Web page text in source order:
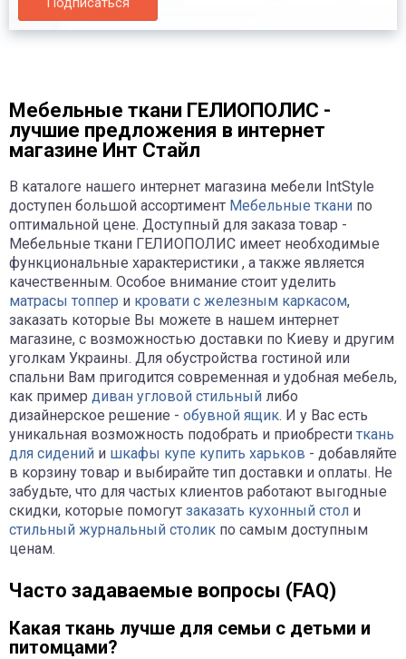
Мебельные ткани ГЕЛИОПОЛИС -
лучшие предложения в интернет
магазине Инт Стайл
В каталоге нашего интернет магазина мебели IntStyle
доступен большой ассортимент Мебельные ткани по
оптимальной цене. Доступный для заказа товар -
Мебельные ткани ГЕЛИОПОЛИС имеет необходимые
функциональные характеристики , а также является
качественным. Особое внимание стоит уделить
матрасы топпер и кровати с железным каркасом,
заказать которые Вы можете в нашем интернет
магазине, с возможностью доставки по Киеву и другим
уголкам Украины. Для обустройства гостиной или
спальни Вам пригодится современная и удобная мебель,
как пример диван угловой стильный либо
дизайнерское решение - обувной ящик. И у Вас есть
уникальная возможность подобрать и приобрести ткань
для сидений и шкафы купе купить харьков - добавляйте
в корзину товар и выбирайте тип доставки и оплаты. Не
забудьте, что для частых клиентов работают выгодные
скидки, которые помогут заказать кухонный стол и
стильный журнальный столик по самым доступным
ценам.
Часто задаваемые вопросы (FAQ)
Какая ткань лучше для семьи с детьми и
питомцами?